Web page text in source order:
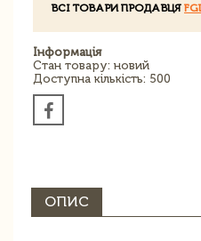
ВСІ ТОВАРИ ПРОДАВЦЯ
Інформація
Стан товару: новий
Доступна кількість: 500
ОПИС